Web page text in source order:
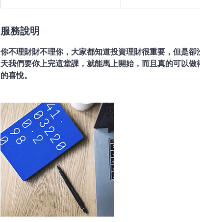
尊
員
免
費
服務說明
你不理財財不理你，大家都知道投資理財很重要，但是
天我們要你上完這堂課，就能馬上開始，而且真的可以
的喜悅。